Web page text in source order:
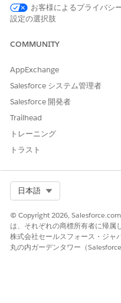
Credits Per Term (期間あたり
視覚化: 学期ごとの科目単
視覚化: 各学期の全体的な
データソース: Academic
Term
メトリクス
累積 GPA
評価指標: 学生の全体的な
データソース: 学習者プロ
この記事で問
お客様によるプライバシ
設定の選択肢
COMMUNITY
AppExchange
Salesforce システム管理者
Salesforce 開発者
Trailhead
トレーニング
トラスト
日本語
© Copyright 2026,
は、それぞれの商標所有者に帰属
株式会社セールスフォース・ジャ
丸の内ガーデンタワー（Salesforce